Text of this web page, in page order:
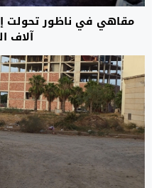
مقاهي في
آلاف